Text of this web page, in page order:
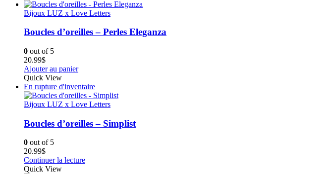
Bijoux LUZ x Love Letters
Boucles d’oreilles – Perles Eleganza
0 out of 5
20.99$
Ajouter au panier
Quick View
En rupture d'inventaire
Bijoux LUZ x Love Letters
Boucles d’oreilles – Simplist
0 out of 5
20.99$
Continuer la lecture
Quick View